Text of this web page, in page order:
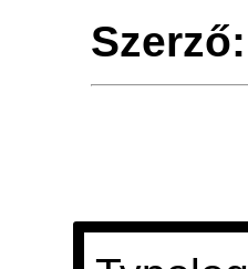
Szerző: